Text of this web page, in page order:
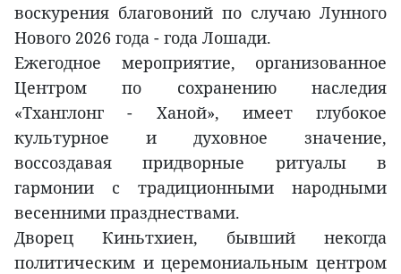
воскурения благовоний по случаю Лунного
Нового 2026 года - года Лошади.
Ежегодное мероприятие, организованное
Центром по сохранению наследия
«Тханглонг - Ханой», имеет глубокое
культурное и духовное значение,
воссоздавая придворные ритуалы в
гармонии с традиционными народными
весенними празднествами.
Дворец Киньтхиен, бывший некогда
политическим и церемониальным центром